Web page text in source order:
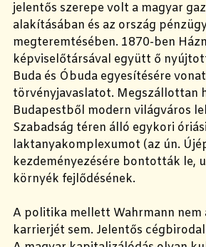
jelentős szerepe volt a magyar
alakításában és az ország
megteremtésében. 1870-ben
képviselőtársával együtt ő
Buda és Óbuda egyesítésére
törvényjavaslatot. Megszállottan
Budapestből modern világváros
Szabadság téren álló egykori
laktanyakomplexumot (az ún.
kezdeményezésére bontották le,
környék fejlődésének.
A politika mellett Wahrmann nem
karrierjét sem. Jelentős